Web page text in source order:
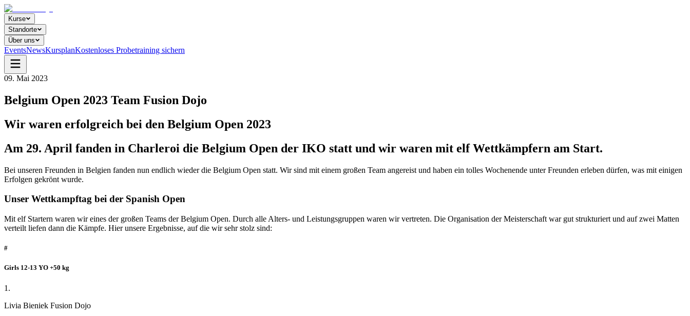
Kurse
Standorte
Über uns
EventsNewsKursplanKostenloses Probetraining sichern
09. Mai 2023
Belgium Open 2023 Team Fusion Dojo
Wir waren erfolgreich bei den Belgium Open 2023
Am 29. April fanden in Charleroi die Belgium Open der IKO statt und wir waren mit elf Wettkämpfern am Start.
Bei unseren Freunden in Belgien fanden nun endlich wieder die Belgium Open statt. Wir sind mit einem großen Team angereist und haben ein tolles Wochenende unter Freunden erleben dürfen, was mit einigen
Erfolgen gekrönt wurde.
Unser Wettkampftag bei der Spanish Open
Mit elf Startern waren wir eines der großen Teams der Belgium Open. Durch alle Alters- und Leistungsgruppen waren wir vertreten. Die Organisation der Meisterschaft war gut strukturiert und auf zwei Matten
verteilt liefen dann die Kämpfe. Hier unsere Ergebnisse, auf die wir sehr stolz sind:
#
Girls 12-13 YO +50 kg
1.
Livia Bieniek Fusion Dojo